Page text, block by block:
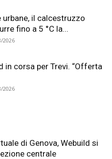
urbane, il calcestruzzo
fino a 5 °C la...
2026
in corsa per Trevi. “Offerta
2026
di Genova, Webuild si
centrale